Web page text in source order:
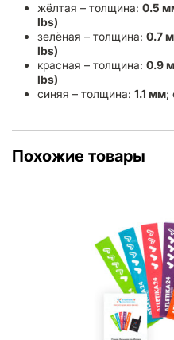
жёлтая – толщина: 0.5
lbs)
зелёная – толщина: 0.7
lbs)
красная – толщина: 0.9
lbs)
синяя – толщина: 1.1 мм;
Похожие товары